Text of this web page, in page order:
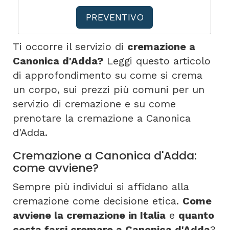
PREVENTIVO
Ti occorre il servizio di cremazione a
Canonica d'Adda? Leggi questo articolo
di approfondimento su come si crema
un corpo, sui prezzi più comuni per un
servizio di cremazione e su come
prenotare la cremazione a Canonica
d'Adda.
Cremazione a Canonica d'Adda:
come avviene?
Sempre più individui si affidano alla
cremazione come decisione etica. Come
avviene la cremazione in Italia e quanto